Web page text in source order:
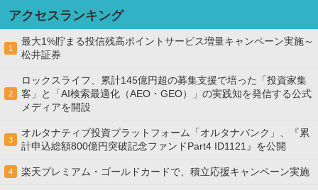
アクセスランキング
1
最大1%貯まる投信残高ポイントサービス増量キャンペーン実施～
松井証券
2
ロックスライフ、累計145億円超の募集支援で培った「投資家集
客」と「AI検索最適化（AEO・GEO）」の実践知を発信する公式
メディアを開設
3
オルタナティブ投資プラットフォーム「オルタナバンク」、『累
計申込総額800億円突破記念ファンドPart4 ID1121』を公開
4 楽天プレミアム・ゴールドカードで、積立応援キャンペーン実施